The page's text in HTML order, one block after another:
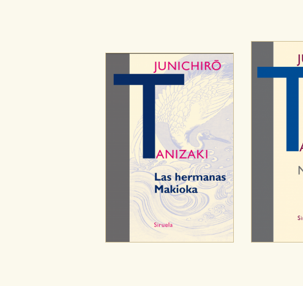
Estas cookies son necesarias para
hacerlo desde el navegador, pero
Cookies de rendimiento y analíticas
Estas cookies se utilizan para
configuraciones de servicios para
tanto, es anónima.
Cookies de publicidad y redes
Estas cookies son gestionadas por
otros sitios. No almacenan
dispositivo de internet.
GUARDAR CONFIGURACIÓN